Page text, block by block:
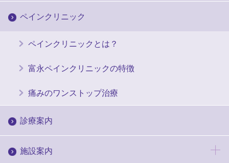
ペインクリニック
ペインクリニックとは？
富永ペインクリニックの特徴
痛みのワンストップ治療
診療案内
施設案内